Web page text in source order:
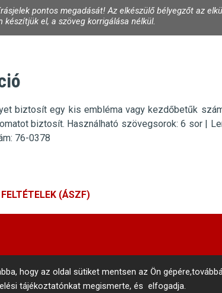
pontos megadását! Az elkészülő bélyegzőt az
el, a szöveg korrigálása nélkül.
biztosít egy kis embléma vagy kezdőbetűk
biztosít. Használható szövegsorok: 6 sor |
76-0378
(ÁSZF)
hogy az oldal sütiket mentsen az Ön
tájékoztatónkat megismerte, és elfogadja.